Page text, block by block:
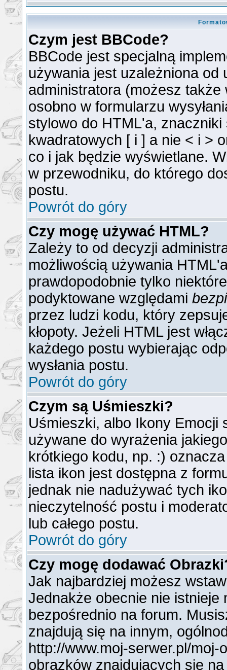
Czym jest BBCode?
BBCode jest specjalną
używania jest uzależniona
administratora (możesz także
osobno w formularzu
stylowo do HTML'a,
kwadratowych [ i ] a nie < i >
co i jak będzie wyświetlane.
w przewodniku, do którego
postu.
Powrót do góry
Czy mogę używać HTML?
Zależy to od decyzji
możliwością używania
prawdopodobnie tylko
podyktowane względami
przez ludzi kodu, który
kłopoty. Jeżeli HTML jest
każdego postu wybierając
wysłania postu.
Powrót do góry
Czym są Uśmieszki?
Uśmieszki, albo Ikony Emocji
używane do wyrażenia
krótkiego kodu, np. :)
lista ikon jest dostępna z
jednak nie nadużywać tych
nieczytelność postu i
lub całego postu.
Powrót do góry
Czy mogę dodawać
Jak najbardziej możesz
Jednakże obecnie nie istnieje
bezpośrednio na forum.
znajdują się na innym,
http://www.moj-serwer.pl/
obrazków znajdujących się